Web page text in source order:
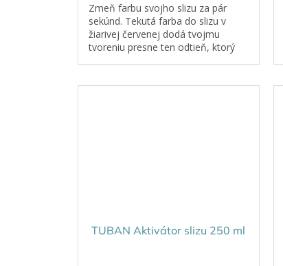
Zmeň farbu svojho slizu za pár
sekúnd. Tekutá farba do slizu v
žiarivej červenej dodá tvojmu
tvoreniu presne ten odtieň, ktorý
TUBAN Aktivátor slizu 250 ml